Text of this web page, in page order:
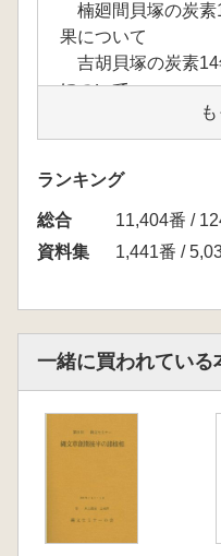
楠廻間貝塚の炭素
果について
吉胡貝塚の炭素14
について
主要資料集成(各遺
ランキング
総合
11,404番 /
資料集
1,441番 /
一緒に買われている